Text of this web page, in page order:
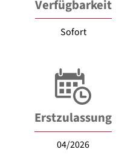
Verfügbarkeit
Sofort
Erstzulassung
04/2026